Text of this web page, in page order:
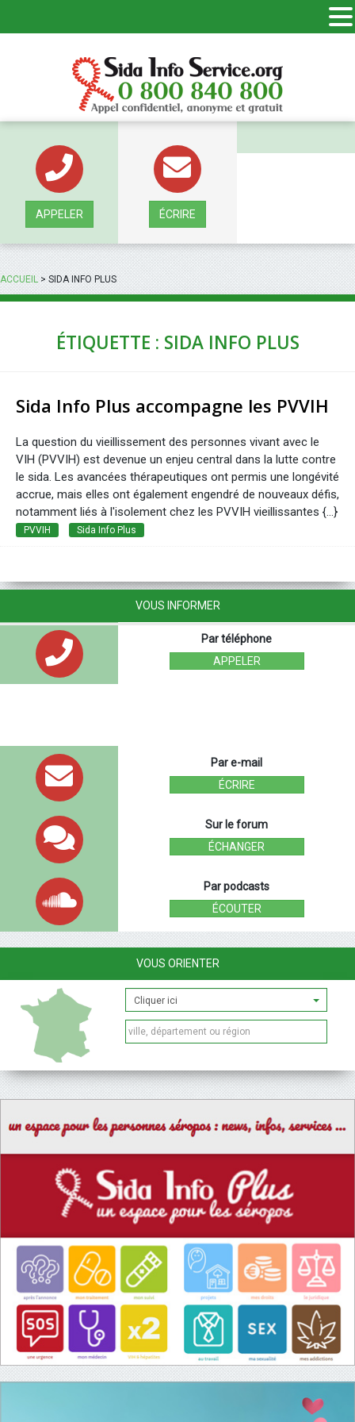
APPELER ÉCRIRE
ACCUEIL>SIDA INFO PLUS
ÉTIQUETTE : SIDA INFO PLUS
Sida Info Plus accompagne les PVVIH
La question du vieillissement des personnes vivant avec le
VIH (PVVIH) est devenue un enjeu central dans la lutte contre
le sida. Les avancées thérapeutiques ont permis une longévité
accrue, mais elles ont également engendré de nouveaux défis,
notamment liés à l'isolement chez les PVVIH vieillissantes {...}
PVVIH Sida Info Plus
VOUS INFORMER
Par téléphone
APPELER
Par e-mail
ÉCRIRE
Sur le forum
ÉCHANGER
Par podcasts
ÉCOUTER
VOUS ORIENTER